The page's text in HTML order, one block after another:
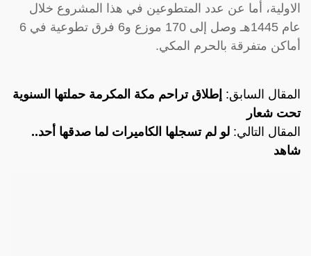
الاولية، أما عن عدد المتطوعين في هذا المشروع خلال
عام 1445هـ وصل إلى 170 موزع و6 فرق تطوعية في 6
أماكن متفرقة بالحرم المكي.
المقال السابق: إطلاق تراحم مكة المكرمة حملتها السنوية
تحت شعار
المقال التالي: لو لم تسجلها الكاميرات لما صدقها أحد..
شاهد